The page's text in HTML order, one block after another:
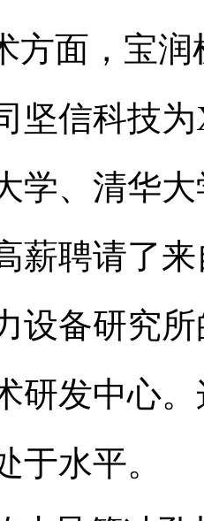
方面，宝
坚信科技
学、清华
薪聘请了
设备研究
研发中心
于水平。